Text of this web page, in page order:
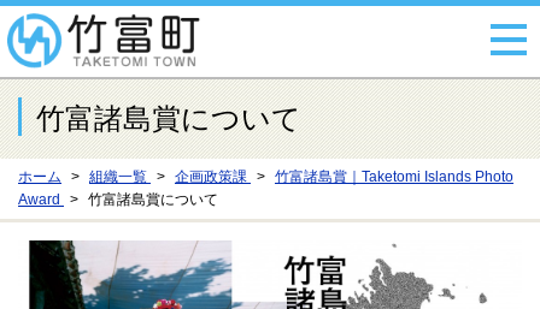
竹富諸島賞について
ホーム 組織一覧 企画政策課
竹富諸島賞｜Taketomi Islands Photo
Award
竹富諸島賞について